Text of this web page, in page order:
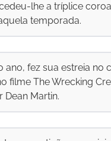
lhe a tríplice
temporada.
ano, fez sua estreia
filme The Wrecking
Dean Martin.